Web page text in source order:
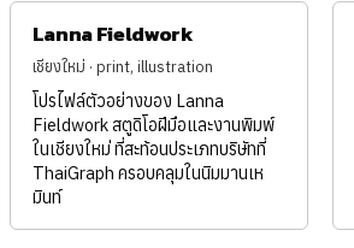
Lanna Fieldwork
เชียงใหม่ · print, illustration
โปรไฟล์ตัวอย่างของ Lanna
Fieldwork สตูดิโอฝีมือและงานพิมพ์
ในเชียงใหม่ ที่สะท้อนประเภทบริษัทที่
ThaiGraph ครอบคลุมในนิมมานเห
มินท์